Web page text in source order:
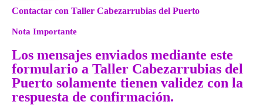
Contactar con Taller Cabezarrubias del Puerto
Nota Importante
Los mensajes enviados mediante este
formulario a Taller Cabezarrubias del
Puerto solamente tienen validez con la
respuesta de confirmación.